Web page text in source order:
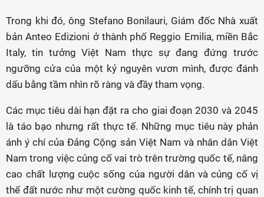
Trong khi đó, ông Stefano Bonilauri, Giám đốc Nhà xuất
bản Anteo Edizioni ở thành phố Reggio Emilia, miền Bắc
Italy, tin tưởng Việt Nam thực sự đang đứng trước
ngưỡng cửa của một kỷ nguyên vươn mình, được đánh
dấu bằng tầm nhìn rõ ràng và đầy tham vọng.
Các mục tiêu dài hạn đặt ra cho giai đoạn 2030 và 2045
là táo bạo nhưng rất thực tế. Những mục tiêu này phản
ánh ý chí của Đảng Cộng sản Việt Nam và nhân dân Việt
Nam trong việc củng cố vai trò trên trường quốc tế, nâng
cao chất lượng cuộc sống của người dân và củng cố vị
thế đất nước như một cường quốc kinh tế, chính trị quan